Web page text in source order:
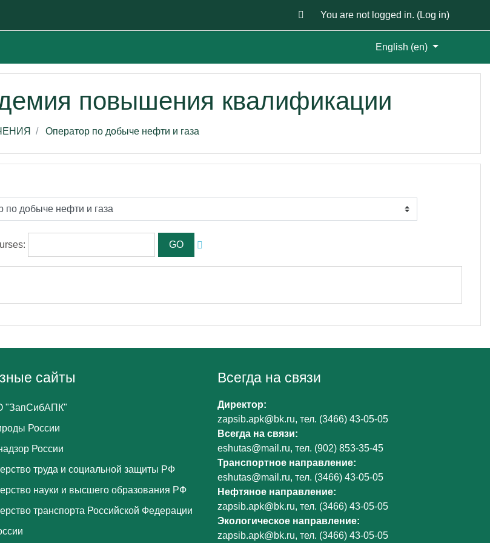
You are not logged in. (Log in)
English ‎(en)‎
повышения квалификации
Оператор по добыче нефти и газа
сайты
"ЗапСибАПК"
России
России
труда и социальной защиты РФ
науки и высшего образования РФ
транспорта Российской Федерации
Всегда на связи
Директор:
zapsib.apk@bk.ru, тел. (3466) 43-05-05
Всегда на связи:
eshutas@mail.ru, тел. (902) 853-35-45
Транспортное направление:
eshutas@mail.ru, тел. (3466) 43-05-05
Нефтяное направление:
zapsib.apk@bk.ru, тел. (3466) 43-05-05
Экологическое направление:
zapsib.apk@bk.ru, тел. (3466) 43-05-05